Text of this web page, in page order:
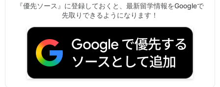
『優先ソース』に登録しておくと、最新留学情報をGoogleで
先取りできるようになります！